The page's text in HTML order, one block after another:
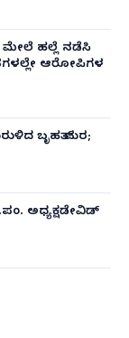
ಮೇಲೆ ಹಲ್ಲೆ ನಡೆಸಿ
ಆರೋಪಿಗಳ
ಬೃಹತ್ ಮರ;
ಅಧ್ಯಕ್ಷಡೇವಿಡ್